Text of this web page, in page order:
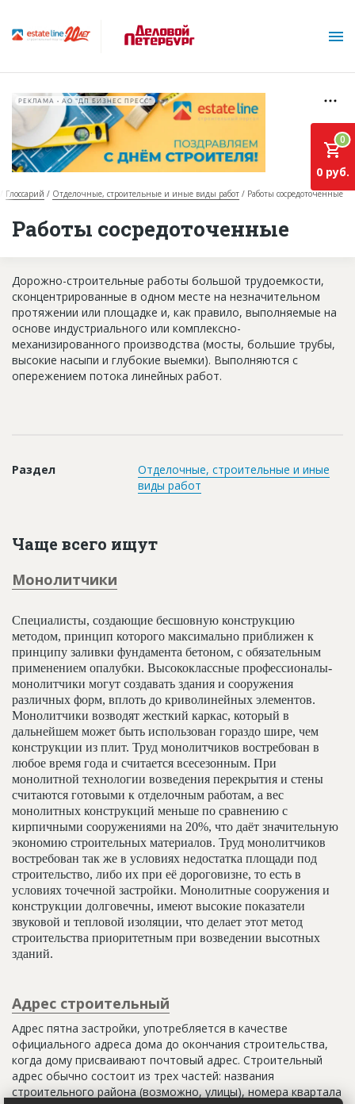
О проекте
База строящихся объектов
Инвестпроекты
Глоссарий
Новости
РЕКЛАМА • АО "ДП БИЗНЕС ПРЕСС"
Глоссарий Отделочные, строительные и иные виды работ Работы сосредоточенные
Работы сосредоточенные
0
0 руб.
Дорожно-строительные работы большой трудоемкости,
сконцентрированные в одном месте на незначительном
протяжении или площадке и, как правило, выполняемые на
основе индустриального или комплексно-
механизированного производства (мосты, большие трубы,
высокие насыпи и глубокие выемки). Выполняются с
опережением потока линейных работ.
Раздел
Отделочные, строительные и иные
виды работ
Чаще всего ищут
Монолитчики
Специалисты, создающие бесшовную конструкцию
методом, принцип которого максимально приближен к
принципу заливки фундамента бетоном, с обязательным
применением опалубки. Высококлассные профессионалы-
монолитчики могут создавать здания и сооружения
различных форм, вплоть до криволинейных элементов.
Монолитчики возводят жесткий каркас, который в
дальнейшем может быть использован гораздо шире, чем
конструкции из плит. Труд монолитчиков востребован в
любое время года и считается всесезонным. При
монолитной технологии возведения перекрытия и стены
считаются готовыми к отделочным работам, а вес
монолитных конструкций меньше по сравнению с
кирпичными сооружениями на 20%, что даёт значительную
экономию строительных материалов. Труд монолитчиков
востребован так же в условиях недостатка площади под
строительство, либо их при её дороговизне, то есть в
условиях точечной застройки. Монолитные сооружения и
конструкции долговечны, имеют высокие показатели
звуковой и тепловой изоляции, что делает этот метод
строительства приоритетным при возведении высотных
зданий.
Адрес строительный
Адрес пятна застройки, употребляется в качестве
официального адреса дома до окончания строительства,
когда дому присваивают почтовый адрес. Строительный
адрес обычно состоит из трех частей: названия
строительного района (возможно, улицы), номера квартала